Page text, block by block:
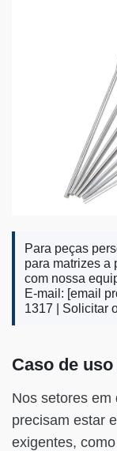
Para peças
para matrizes a
com nossa
E-mail: [email
1317 | Solicitar
Caso de
Nos setores em
precisam estar
exigentes,